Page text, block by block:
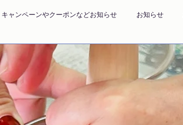
キャンペーンやクーポンなどお知らせ お知らせ